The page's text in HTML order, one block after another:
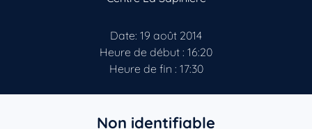
Date: 19 août 2014
Heure de début : 16:20
Heure de fin : 17:30
Non identifiable